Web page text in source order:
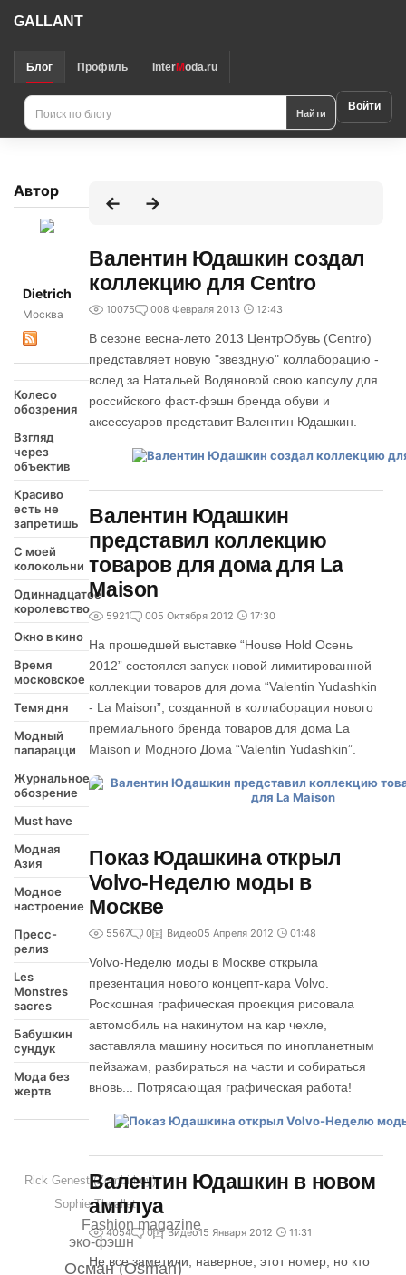
GALLANT
Блог Профиль InterModa.ru
Найти Войти
Автор
Dietrich
Москва
Колесо
обозрения
Взгляд
через
объектив
Красиво
есть не
запретишь
С моей
колокольни
Одиннадцатое
королевство
Окно в кино
Время
московское
Темя дня
Модный
папарацци
Журнальное
обозрение
Must have
Модная
Азия
Модное
настроение
Пресс-
релиз
Les
Monstres
sacres
Бабушкин
сундук
Мода без
жертв
Осман (Оsman)
эко-фэшн
Fashion magazine
Sophie Theallet
Rick Genest (Zombi-boy)
Валентин Юдашкин создал
коллекцию для Centro
10075 008 Февраля 2013 12:43
В сезоне весна-лето 2013 ЦентрОбувь (Centro)
представляет новую "звездную" коллаборацию -
вслед за Натальей Водяновой свою капсулу для
российского фаст-фэшн бренда обуви и
аксессуаров представит Валентин Юдашкин.
Валентин Юдашкин
представил коллекцию
товаров для дома для La
Maison
5921 005 Октября 2012 17:30
На прошедшей выставке “House Hold Осень
2012” состоялся запуск новой лимитированной
коллекции товаров для дома “Valentin Yudashkin
- La Maison”, созданной в коллаборации нового
премиального бренда товаров для дома La
Maison и Модного Дома “Valentin Yudashkin”.
Показ Юдашкина открыл
Volvo-Неделю моды в
Москве
5567 0 Видео05 Апреля 2012 01:48
Volvo-Неделю моды в Москве открыла
презентация нового концепт-кара Volvo.
Роскошная графическая проекция рисовала
автомобиль на накинутом на кар чехле,
заставляла машину носиться по инопланетным
пейзажам, разбираться на части и собираться
вновь... Потрясающая графическая работа!
Валентин Юдашкин в новом
амплуа
4054 0 Видео15 Января 2012 11:31
Не все заметили, наверное, этот номер, но кто